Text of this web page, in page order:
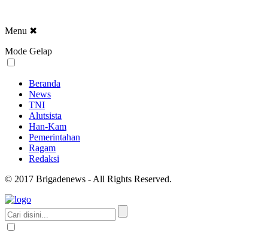
Menu ✖
Mode Gelap
Beranda
News
TNI
Alutsista
Han-Kam
Pemerintahan
Ragam
Redaksi
© 2017 Brigadenews - All Rights Reserved.